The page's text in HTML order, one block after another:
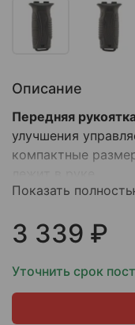
Описание
Передняя
улучшения
компактные
Показать
3 339 ₽
Уточнить срок